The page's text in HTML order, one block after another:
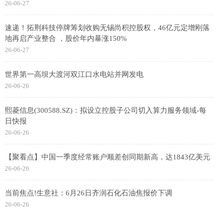
26-06-27
速递！拓荆科技停牌筹划收购无锡尚积控股权，46亿元定增刚落
地再启产业整合 ，股价年内暴涨150%
26-06-27
世界第一高坝大渡河双江口水电站并网发电
26-06-26
熙菱信息(300588.SZ)：拟设立控股子公司切入算力服务领域-每
日快报
26-06-26
【聚看点】中国一季度经常账户顺差创同期新高，达1843亿美元
26-06-26
当前焦点!生意社：6月26日齐润石化石油焦报价下调
26-06-26